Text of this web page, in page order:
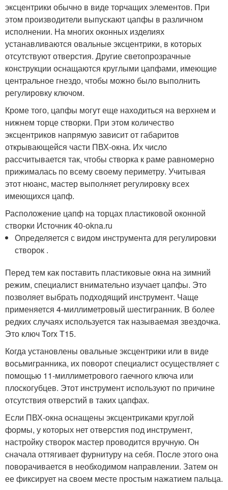
эксцентрики обычно в виде торчащих элементов. При
этом производители выпускают цапфы в различном
исполнении. На многих оконных изделиях
устанавливаются овальные эксцентрики, в которых
отсутствуют отверстия. Другие светопрозрачные
конструкции оснащаются круглыми цапфами, имеющие
центральное гнездо, чтобы можно было выполнить
регулировку ключом.
Кроме того, цапфы могут еще находиться на верхнем и
нижнем торце створки. При этом количество
эксцентриков напрямую зависит от габаритов
открывающейся части ПВХ-окна. Их число
рассчитывается так, чтобы створка к раме равномерно
прижималась по всему своему периметру. Учитывая
этот нюанс, мастер выполняет регулировку всех
имеющихся цапф.
Расположение цапф на торцах пластиковой оконной
створки Источник 40-okna.ru
Определяется с видом инструмента для регулировки
створок .
Перед тем как поставить пластиковые окна на зимний
режим, специалист внимательно изучает цапфы. Это
позволяет выбрать подходящий инструмент. Чаще
применяется 4-миллиметровый шестигранник. В более
редких случаях используется так называемая звездочка.
Это ключ Torx T15.
Когда установлены овальные эксцентрики или в виде
восьмигранника, их поворот специалист осуществляет с
помощью 11-миллиметрового гаечного ключа или
плоскогубцев. Этот инструмент используют по причине
отсутствия отверстий в таких цапфах.
Если ПВХ-окна оснащены эксцентриками круглой
формы, у которых нет отверстия под инструмент,
настройку створок мастер проводится вручную. Он
сначала оттягивает фурнитуру на себя. После этого она
поворачивается в необходимом направлении. Затем он
ее фиксирует на своем месте простым нажатием пальца.